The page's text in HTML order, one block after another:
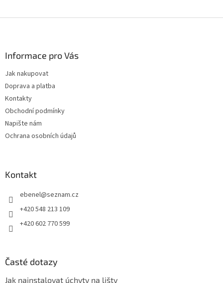
Informace pro Vás
Jak nakupovat
Doprava a platba
Kontakty
Obchodní podmínky
Napište nám
Ochrana osobních údajů
Kontakt
ebenel@seznam.cz
+420 548 213 109
+420 602 770 599
Časté dotazy
Jak nainstalovat úchyty na lišty